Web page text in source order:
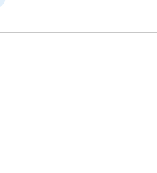
B) ti rimborseremo totalmente